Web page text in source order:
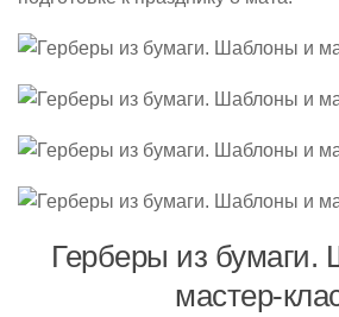
Герберы из
мастер-